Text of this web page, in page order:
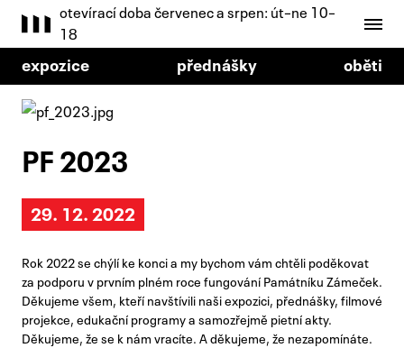
otevírací doba červenec a srpen: út–ne 10–
18
expozice přednášky oběti
PF 2023
29. 12. 2022
Rok 2022 se chýlí ke konci a my bychom vám chtěli poděkovat
za podporu v prvním plném roce fungování Památníku Zámeček.
Děkujeme všem, kteří navštívili naši expozici, přednášky, filmové
projekce, edukační programy a samozřejmě pietní akty.
Děkujeme, že se k nám vracíte. A děkujeme, že nezapomínáte.